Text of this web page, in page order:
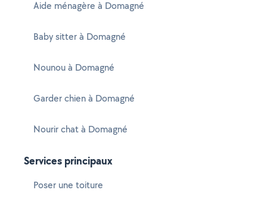
Aide ménagère à Domagné
Baby sitter à Domagné
Nounou à Domagné
Garder chien à Domagné
Nourir chat à Domagné
Services principaux
Poser une toiture